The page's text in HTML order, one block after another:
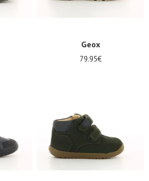
Geox
79.95€